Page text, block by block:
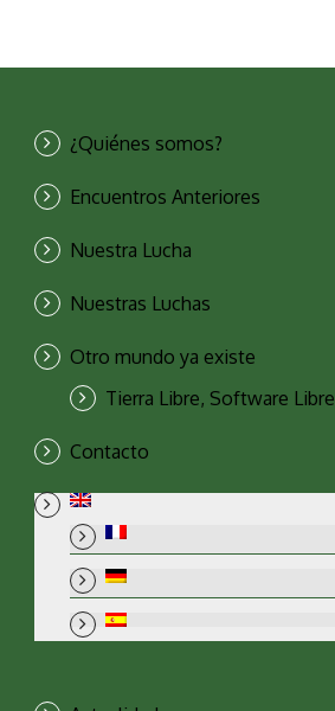
¿Quiénes somos?
Encuentros Anteriores
Nuestra Lucha
Nuestras Luchas
Otro mundo ya existe
Tierra Libre, Software Libre
Contacto